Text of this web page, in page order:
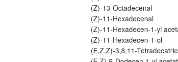
(Z)-13-Octadecenal
(Z)-11-Hexadecenal
(Z)-11-Hexadecen-1-yl
(Z)-11-Hexadecen-1-ol
(E,Z,Z)-3,8,11-